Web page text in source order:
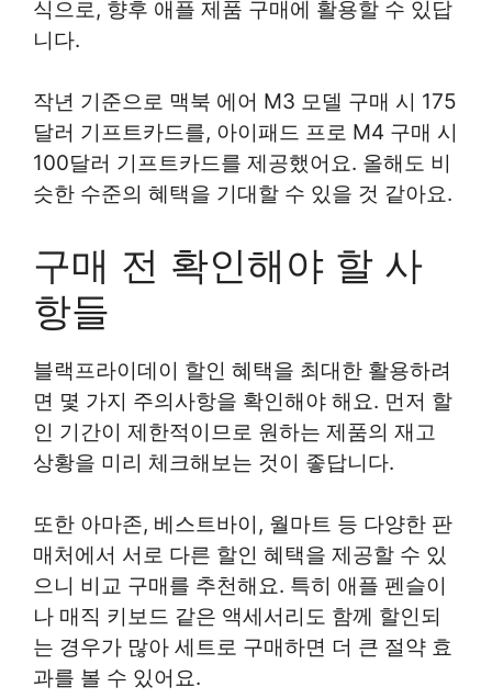
식으로, 향후 애플 제품 구매에 활용할 수 있답
니다.
작년 기준으로 맥북 에어 M3 모델 구매 시 175
달러 기프트카드를, 아이패드 프로 M4 구매 시
100달러 기프트카드를 제공했어요. 올해도 비
슷한 수준의 혜택을 기대할 수 있을 것 같아요.
구매 전 확인해야 할 사
항들
블랙프라이데이 할인 혜택을 최대한 활용하려
면 몇 가지 주의사항을 확인해야 해요. 먼저 할
인 기간이 제한적이므로 원하는 제품의 재고
상황을 미리 체크해보는 것이 좋답니다.
또한 아마존, 베스트바이, 월마트 등 다양한 판
매처에서 서로 다른 할인 혜택을 제공할 수 있
으니 비교 구매를 추천해요. 특히 애플 펜슬이
나 매직 키보드 같은 액세서리도 함께 할인되
는 경우가 많아 세트로 구매하면 더 큰 절약 효
과를 볼 수 있어요.